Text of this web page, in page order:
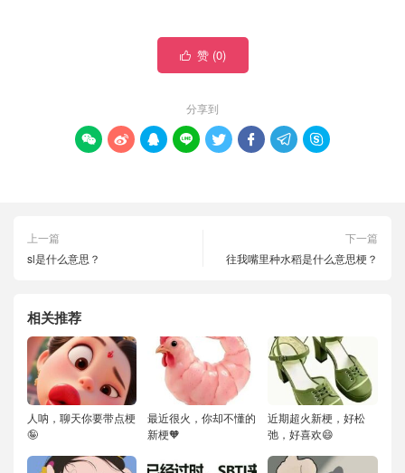
 赞 (0)
分享到
       
上一篇
sl是什么意思？
下一篇
往我嘴里种水稻是什么意思梗？
相关推荐
人呐，聊天你要带点梗
🤪
最近很火，你却不懂的
新梗🧡
近期超火新梗，好松
弛，好喜欢😄